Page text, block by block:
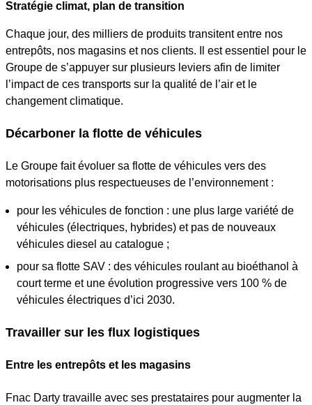
Stratégie climat, plan de transition
Chaque jour, des milliers de produits transitent entre nos
entrepôts, nos magasins et nos clients. Il est essentiel pour le
Groupe de s’appuyer sur plusieurs leviers afin de limiter
l’impact de ces transports sur la qualité de l’air et le
changement climatique.
Décarboner la flotte de véhicules
Le Groupe fait évoluer sa flotte de véhicules vers des
motorisations plus respectueuses de l’environnement :
pour les véhicules de fonction : une plus large variété de
véhicules (électriques, hybrides) et pas de nouveaux
véhicules diesel au catalogue ;
pour sa flotte SAV : des véhicules roulant au bioéthanol à
court terme et une évolution progressive vers 100 % de
véhicules électriques d’ici 2030.
Travailler sur les flux logistiques
Entre les entrepôts et les magasins
Fnac Darty travaille avec ses prestataires pour augmenter la